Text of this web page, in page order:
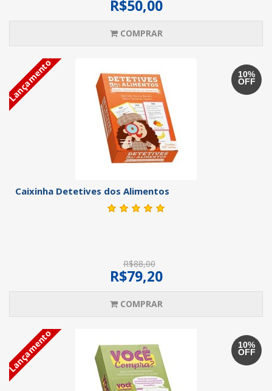
R$50,00
COMPRAR
10%
OFF
Lançamento
Caixinha Detetives dos Alimentos
R$88,00
R$79,20
COMPRAR
10%
OFF
Lançamento